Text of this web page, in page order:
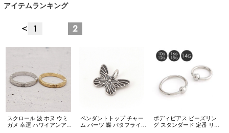
アイテムランキング
< 1 2
スクロール 波 ホヌ ウミ
ガメ 幸運 ハワイアンアク
ペンダントトップ チャー
ム パーツ 蝶 バタフライ
ボディピアス ビーズリン
グ スタンダード 定番 リ